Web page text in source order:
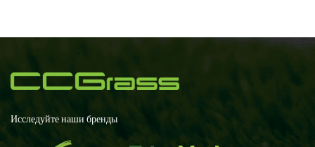
Исследуйте наши бренды